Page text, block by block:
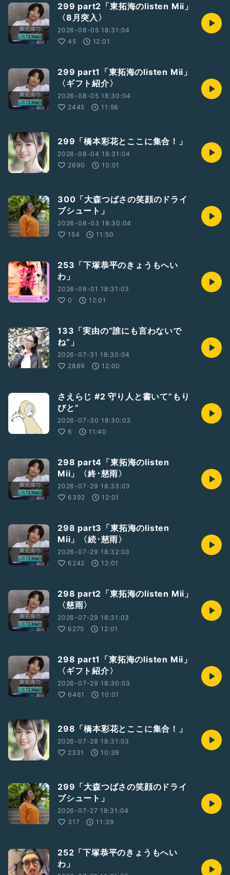
entertainment.com/%E5%A4%A7%E6%A3%AE%E3%81%A
4%E3%81%B0%E3%81%95profile
✩SNS✩
Twitter :
https://twitter.com/omori_tsu1023/status/13238227787
https://www.instagram.com/p/CFkE5JaHMnC/?
igshid=183ogc99c0epw
#ビーコン･ラボ #大森つばさ #radiotalk
299 part2「東拓海のlisten Mii」
〈8月突入〉
2026-08-05 18:31:04
45
12:01
299 part1「東拓海のlisten Mii」
〈ギフト紹介〉
2026-08-05 18:30:04
2445
11:56
299「橋本彩花とここに集合！」
2026-08-04 18:31:04
2690
10:01
300「大森つばさの笑顔のドライ
ブシュート」
2026-08-03 18:30:04
154
11:50
253「下塚恭平のきょうもへい
わ」
2026-08-01 18:31:03
0
12:01
133「実由の“誰にも言わないで
ね”」
2026-07-31 18:30:04
2889
12:00
さえらじ #2 守り人と書いて”もり
びと”
2026-07-30 18:30:03
6
11:40
298 part4「東拓海のlisten
Mii」〈終･慈雨〉
2026-07-29 18:33:03
6392
12:01
298 part3「東拓海のlisten
Mii」〈続･慈雨〉
2026-07-29 18:32:03
6242
12:01
298 part2「東拓海のlisten Mii」
〈慈雨〉
2026-07-29 18:31:03
6275
12:01
298 part1「東拓海のlisten Mii」
〈ギフト紹介〉
2026-07-29 18:30:03
6461
10:01
298「橋本彩花とここに集合！」
2026-07-28 18:31:03
2331
10:39
299「大森つばさの笑顔のドライ
ブシュート」
2026-07-27 18:31:04
317
11:39
252「下塚恭平のきょうもへい
わ」